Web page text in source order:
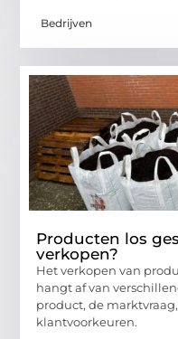
Bedrijven
Producten los
verkopen?
Het verkopen van
hangt af van
product, de
klantvoorkeuren.